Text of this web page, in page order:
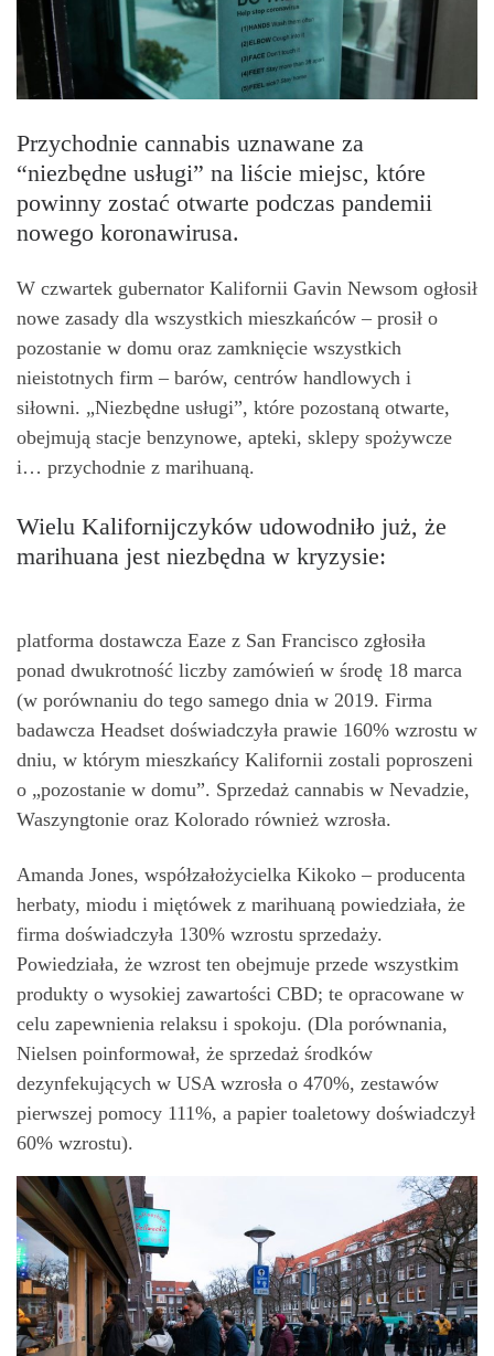
Przychodnie cannabis uznawane za
“niezbędne usługi” na liście miejsc, które
powinny zostać otwarte podczas pandemii
nowego koronawirusa.
W czwartek gubernator Kalifornii Gavin Newsom ogłosił
nowe zasady dla wszystkich mieszkańców – prosił o
pozostanie w domu oraz zamknięcie wszystkich
nieistotnych firm – barów, centrów handlowych i
siłowni. „Niezbędne usługi”, które pozostaną otwarte,
obejmują stacje benzynowe, apteki, sklepy spożywcze
i… przychodnie z marihuaną.
Wielu Kalifornijczyków udowodniło już, że
marihuana jest niezbędna w kryzysie:
platforma dostawcza Eaze z San Francisco zgłosiła
ponad dwukrotność liczby zamówień w środę 18 marca
(w porównaniu do tego samego dnia w 2019. Firma
badawcza Headset doświadczyła prawie 160% wzrostu w
dniu, w którym mieszkańcy Kalifornii zostali poproszeni
o „pozostanie w domu”. Sprzedaż cannabis w Nevadzie,
Waszyngtonie oraz Kolorado również wzrosła.
Amanda Jones, współzałożycielka Kikoko – producenta
herbaty, miodu i miętówek z marihuaną powiedziała, że
firma doświadczyła 130% wzrostu sprzedaży.
Powiedziała, że wzrost ten obejmuje przede wszystkim
produkty o wysokiej zawartości CBD; te opracowane w
celu zapewnienia relaksu i spokoju. (Dla porównania,
Nielsen poinformował, że sprzedaż środków
dezynfekujących w USA wzrosła o 470%, zestawów
pierwszej pomocy 111%, a papier toaletowy doświadczył
60% wzrostu).